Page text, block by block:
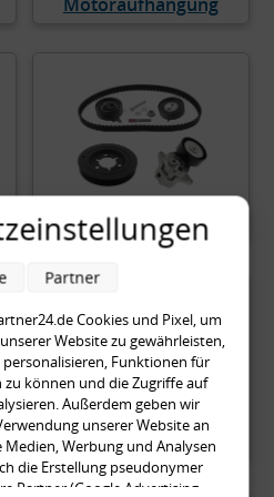
Motoraufhängung
Riementrieb
Sensoren
Cookies und Pixel, um
Website zu gewährleisten,
Funktionen für
zu können und die Zugriffe auf
Außerdem geben wir
unserer Website an
Werbung und Analysen
die Erstellung pseudonymer
Partner (Google Advertising
Partner